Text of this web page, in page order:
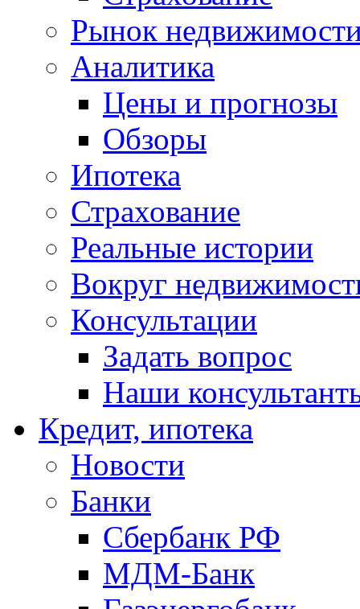
Рынок
Аналитика
Цены и прогнозы
Обзоры
Ипотека
Страхование
Реальные истории
Вокруг
Консультации
Задать вопрос
Наши
Кредит, ипотека
Новости
Банки
Сбербанк РФ
МДМ-Банк